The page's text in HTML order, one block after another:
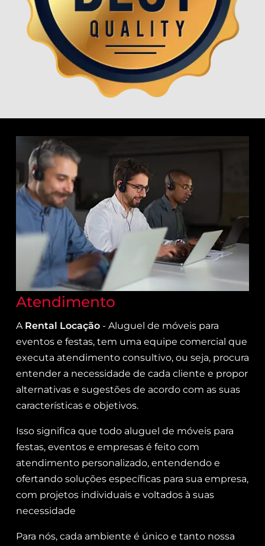
Atendimento
A Rental Locação - Aluguel de móveis para
eventos e festas, tem uma equipe comercial que
executa atendimento consultivo, ou seja, procura
entender a necessidade de cada cliente e propor
alternativas e sugestões de acordo com as suas
características e objetivos.
Isso significa que todo aluguel de móveis para
festas, eventos e empresas é feito com
atendimento personalizado, entendendo e
ofertando soluções específicas para sua empresa,
com projetos individuais e voltados à suas
necessidade
Para nós, cada ambiente é único e tanto nossa